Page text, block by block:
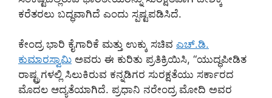
ಕರೆತರಲು ಬದ್ಧವಾಗಿದೆ ಎಂದು ಸ್ಪಷ್ಟಪಡಿಸಿದೆ.
ಕೇಂದ್ರ ಭಾರಿ ಕೈಗಾರಿಕೆ ಮತ್ತು ಉಕ್ಕು ಸಚಿವ ಎಚ್.ಡಿ.
ಕುಮಾರಸ್ವಾಮಿ ಅವರು ಈ ಕುರಿತು ಪ್ರತಿಕ್ರಿಯಿಸಿ, “ಯುದ್ಧಪೀಡಿತ
ರಾಷ್ಟ್ರಗಳಲ್ಲಿ ಸಿಲುಕಿರುವ ಕನ್ನಡಿಗರ ಸುರಕ್ಷತೆಯು ಸರ್ಕಾರದ
ಮೊದಲ ಆದ್ಯತೆಯಾಗಿದೆ. ಪ್ರಧಾನಿ ನರೇಂದ್ರ ಮೋದಿ ಅವರ